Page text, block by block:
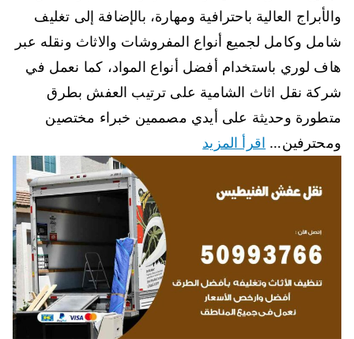
والأبراج العالية باحترافية ومهارة، بالإضافة إلى تغليف
شامل وكامل لجميع أنواع المفروشات والاثاث ونقله عبر
هاف لوري باستخدام أفضل أنواع المواد، كما نعمل في
شركة نقل اثاث الشامية على ترتيب العفش بطرق
متطورة وحديثة على أيدي مصممين خبراء مختصين
ومحترفين… اقرأ المزيد